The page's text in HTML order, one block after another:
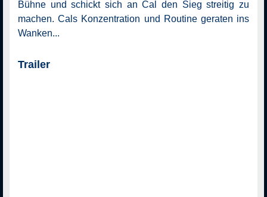
Bühne und schickt sich an Cal den Sieg streitig zu
machen. Cals Konzentration und Routine geraten ins
Wanken...
Trailer